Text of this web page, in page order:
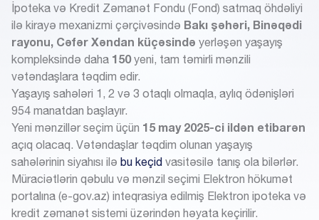
İpoteka və Kredit Zəmanət Fondu (Fond) satmaq öhdəliyi
ilə kirayə mexanizmi çərçivəsində Bakı şəhəri, Binəqədi
rayonu, Cəfər Xəndan küçəsində yerləşən yaşayış
kompleksində daha 150yeni, tam təmirli mənzili
vətəndaşlara təqdim edir.
Yaşayış sahələri 1, 2 və 3 otaqlı olmaqla, aylıq ödənişləri
954 manatdan başlayır.
Yeni mənzillər seçim üçün 15 may 2025-ci ildən etibarən
açıq olacaq. Vətəndaşlar təqdim olunan yaşayış
sahələrinin siyahısı ilə bu keçid vasitəsilə tanış ola bilərlər.
Müraciətlərin qəbulu və mənzil seçimi Elektron hökumət
portalına (e-gov.az) inteqrasiya edilmiş Elektron ipoteka və
kredit zəmanət sistemi üzərindən həyata keçirilir.